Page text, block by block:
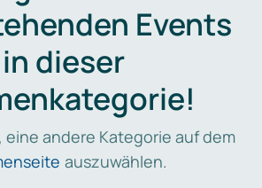
Events
in dieser
eine andere Kategorie auf dem
auszuwählen.